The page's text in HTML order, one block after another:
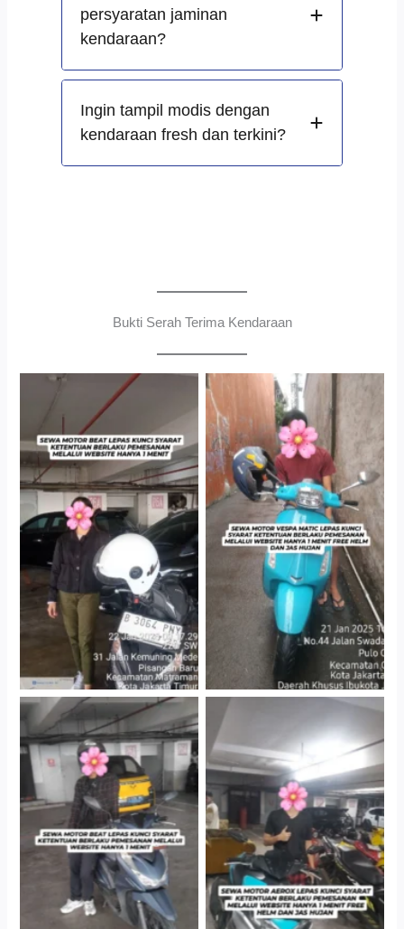
persyaratan jaminan
kendaraan?
Ingin tampil modis dengan
kendaraan fresh dan terkini?
Bukti Serah Terima Kendaraan
Cityplaza Jatinegara
Gedung Parkir P6A
Antar Jemput Kendaraan
Cityplaza Jatinegara
Gedung Parkir P6A
Cityplaza Jatinegara
Gedung Parkir P6A